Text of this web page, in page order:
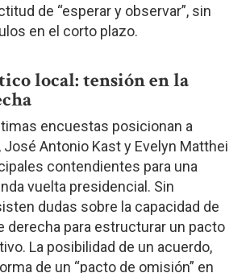
de “esperar y observar”, sin
en el corto plazo.
local: tensión en la
encuestas posicionan a
José Antonio Kast y Evelyn Matthei
contendientes para una
vuelta presidencial. Sin
dudas sobre la capacidad de
derecha para estructurar un pacto
La posibilidad de un acuerdo,
de un “pacto de omisión” en